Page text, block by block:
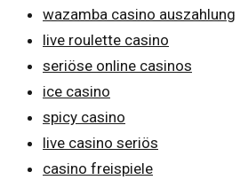
wazamba casino auszahlung
live roulette casino
seriöse online casinos
ice casino
spicy casino
live casino seriös
casino freispiele